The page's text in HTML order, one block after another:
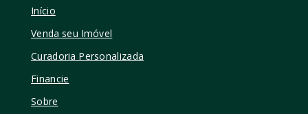
Início
Venda seu Imóvel
Curadoria Personalizada
Financie
Sobre